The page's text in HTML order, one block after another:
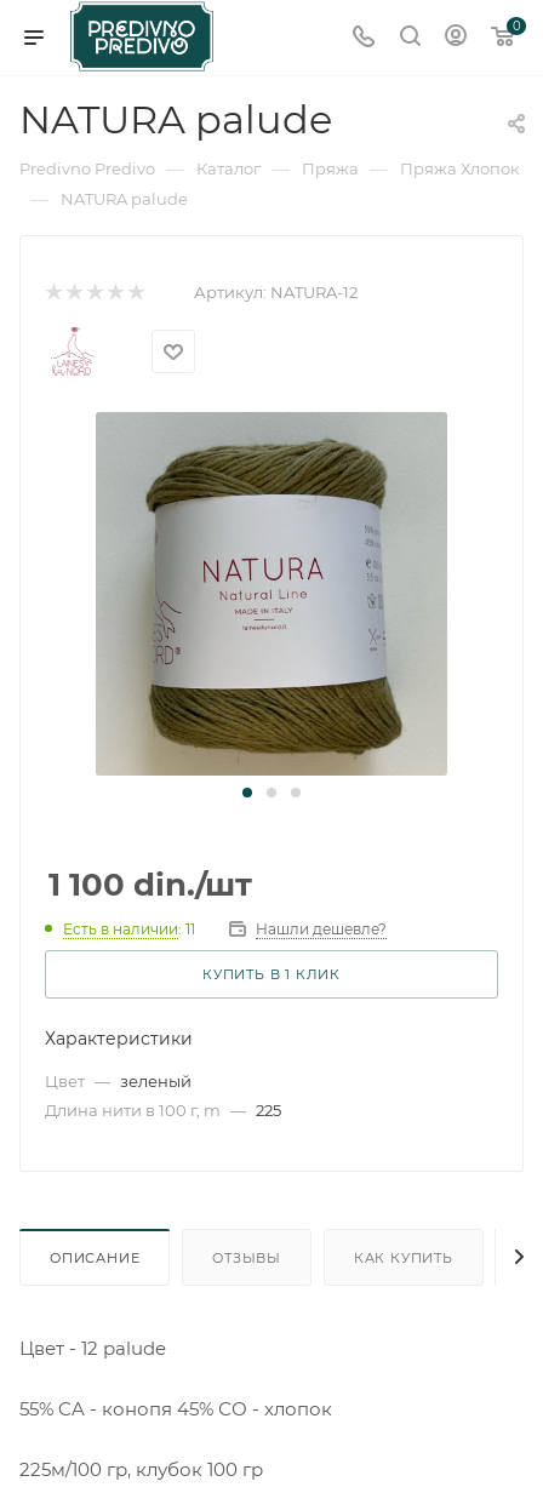
0
NATURA palude
Predivno Predivo — Каталог — Пряжа — Пряжа Хлопок
— NATURA palude
Артикул: NATURA-12
1 100 din./шт
Есть в наличии: 11 Нашли дешевле?
КУПИТЬ В 1 КЛИК
Характеристики
Цвет — зеленый
Длина нити в 100 г, m — 225
ОПИСАНИЕ ОТЗЫВЫ КАК КУПИТЬ
Цвет - 12 palude
55% CA - конопя 45% СО - хлопок
225м/100 гр, клубок 100 гр